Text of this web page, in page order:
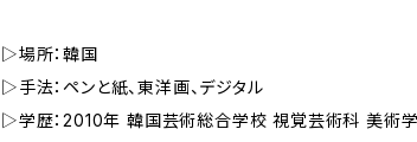
▷場所：韓国
▷手法：ペンと紙、東洋画、デジタル
▷学歴：2010年 韓国芸術総合学校 視覚芸術科 美術